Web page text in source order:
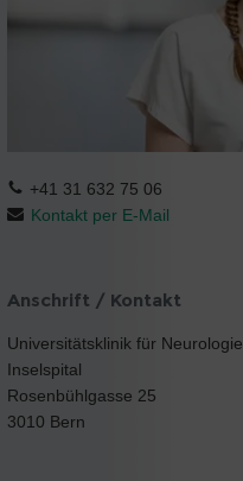
+41 31 632 75 06
Kontakt per E-Mail
Anschrift / Kontakt
Universitätsklinik für Neurologie
Inselspital
Rosenbühlgasse 25
3010 Bern